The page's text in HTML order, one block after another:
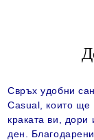
Свръх удобни
Casual, които ще
краката ви,
ден.